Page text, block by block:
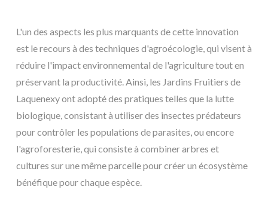
L'un des aspects les plus marquants de cette innovation
est le recours à des techniques d'agroécologie, qui visent à
réduire l'impact environnemental de l'agriculture tout en
préservant la productivité. Ainsi, les Jardins Fruitiers de
Laquenexy ont adopté des pratiques telles que la lutte
biologique, consistant à utiliser des insectes prédateurs
pour contrôler les populations de parasites, ou encore
l'agroforesterie, qui consiste à combiner arbres et
cultures sur une même parcelle pour créer un écosystème
bénéfique pour chaque espèce.